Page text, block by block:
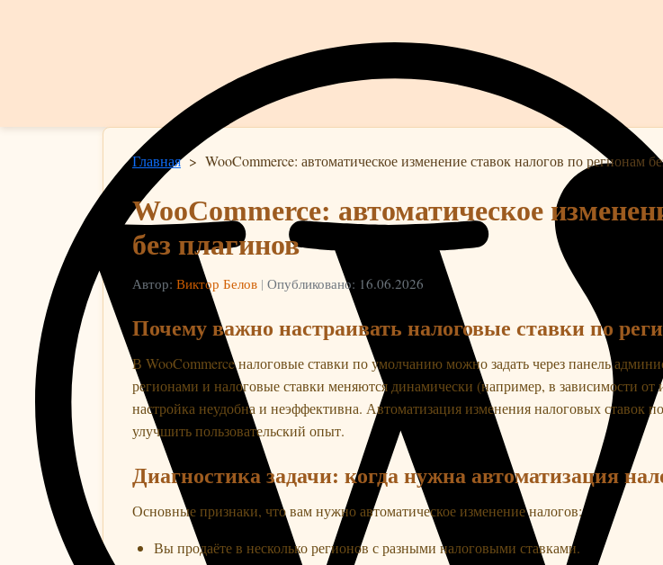
Главная> WooCommerce: автоматическое изменение ставок налогов по регионам
WooCommerce: автоматическое
без плагинов
Автор: Виктор Белов | Опубликовано: 16.06.2026
Почему важно настраивать налоговые ставки по
В WooCommerce налоговые ставки по умолчанию можно задать через панель
регионами и налоговые ставки меняются динамически (например, в зависимости от
настройка неудобна и неэффективна. Автоматизация изменения налоговых ставок
улучшить пользовательский опыт.
Диагностика задачи: когда нужна автоматизация
Основные признаки, что вам нужно автоматическое изменение налогов:
Вы продаёте в несколько регионов с разными налоговыми ставками.